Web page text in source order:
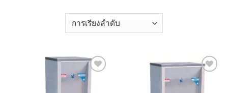
Add to
wishlist
Add to
wishlist